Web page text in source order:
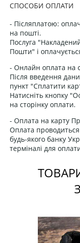
СПОСОБИ ОПЛАТИ
- Післяплатою:
на пошті.
Послуга
Пошти" і
- Онлайн оплата на
Після введення
пункт "Сплатити
Натисніть кнопку
на сторінку оплати.
- Оплата на карту
Оплата
будь-якого банку
терміналі для